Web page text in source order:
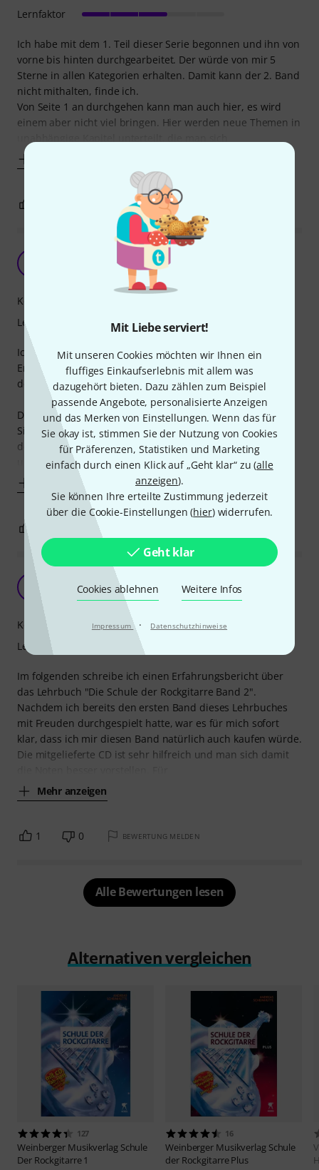
Mit Liebe serviert!
Mit unseren Cookies möchten wir Ihnen ein
fluffiges Einkaufserlebnis mit allem was
dazugehört bieten. Dazu zählen zum Beispiel
passende Angebote, personalisierte Anzeigen
und das Merken von Einstellungen. Wenn das für
Sie okay ist, stimmen Sie der Nutzung von Cookies
für Präferenzen, Statistiken und Marketing
einfach durch einen Klick auf „Geht klar“ zu (alle
anzeigen).
Sie können Ihre erteilte Zustimmung jederzeit
über die Cookie-Einstellungen (hier) widerrufen.
Geht klar
Cookies ablehnen Weitere Infos
Impressum · Datenschutzhinweise
Ich habe mit dem 1. Teil dieser Serie begonnen und ihn von
vorne bis hinten durchgearbeitet. Der würde von mir 5
Sterne in allen Kategorien erhalten. Damit kann der 2. Band
nicht mithalten, finde ich.
Von Seite 1 an durchgehen kann man auch hier, es wird
einem aber nicht viel bringen. Hier werden neue Themen in
Lernfaktor
BEWERTUNG MELDEN
Emphelenswert für alle, die mehr wollen!
Steffen N. 23.10.2009
Ich habe mir diese Gitarrenschule letztes Jahr auf
Empfehlung meines Gitarenlehrers bestellt und kann
dessen Empehlung nur bestätigen.
Die Schule besteht aus 5 Kapiteln und einem Anhang.
Sie beschäftigt sich sowohl mit dem Solospiel als auch mit
dder Rythm Guitar und die Songs, welche in Noten, Tabs
und sogar auf CD vorhanden sind, machen echt Spaß und
Mehr anzeigen
Kompetenz
Lernfaktor
Schule der Rockgitarre
Matthias086 23.10.2009
Im folgenden schreibe ich einen Erfahrungsbericht über
das Lehrbuch "Die Schule der Rockgitarre Band 2".
Nachdem ich bereits den ersten Band dieses Lehrbuches
mit Freuden durchgespielt hatte, war es für mich sofort
klar, dass ich mir diesen Band natürlich auch kaufen würde.
Die mitgelieferte CD ist sehr hilfreich und man sich damit
Mehr anzeigen
Kompetenz
Lernfaktor
1 0 BEWERTUNG MELDEN
Alle Bewertungen lesen
Alternativen vergleichen
127
Weinberger Musikverlag Schule
Der Rockgitarre 1
16
Weinberger Musikverlag Schule
der Rockgitarre Plus